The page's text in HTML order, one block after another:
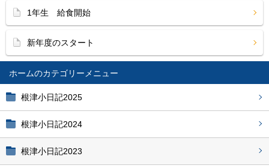
ホーム
根津小日記2025
根津小日記2024
根津小日記2023
1年生 給食開始
新年度のスタート